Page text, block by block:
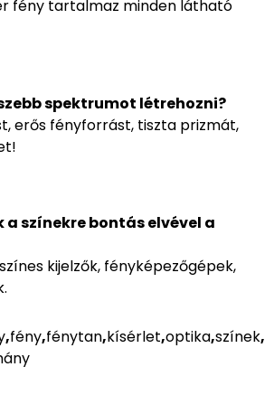
fény tartalmaz minden látható
spektrumot létrehozni?
erős fényforrást, tiszta prizmát,
színekre bontás elvével a
kijelzők, fényképezőgépek,
,fény,fénytan,kísérlet,optika,színek,